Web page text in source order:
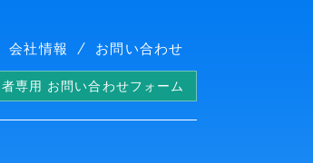
会社情報 お問い合わせ
専用 お問い合わせフォーム